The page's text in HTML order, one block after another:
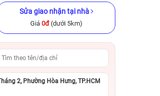
Sửa giao nhận tại nhà
Giá 0đ(dưới 5km)
2, Phường Hòa Hưng, TP.HCM